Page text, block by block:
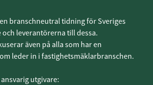
branschneutral tidning för Sveriges
leverantörerna till dessa.
även på alla som har en
leder in i fastighetsmäklarbranschen.
utgivare: